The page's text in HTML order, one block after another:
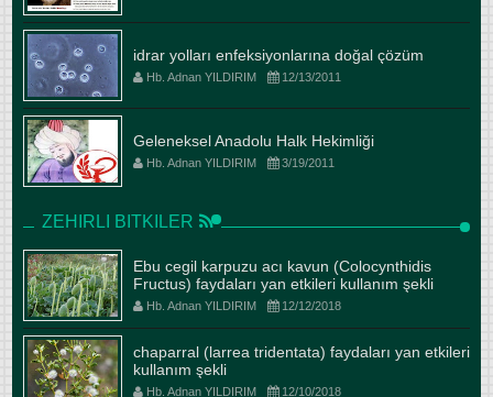
idrar yolları enfeksiyonlarına doğal çözüm
Hb. Adnan YILDIRIM 12/13/2011
Geleneksel Anadolu Halk Hekimliği
Hb. Adnan YILDIRIM 3/19/2011
ZEHIRLI BITKILER
Ebu cegil karpuzu acı kavun (Colocynthidis
Fructus) faydaları yan etkileri kullanım şekli
Hb. Adnan YILDIRIM 12/12/2018
chaparral (larrea tridentata) faydaları yan etkileri
kullanım şekli
Hb. Adnan YILDIRIM 12/10/2018